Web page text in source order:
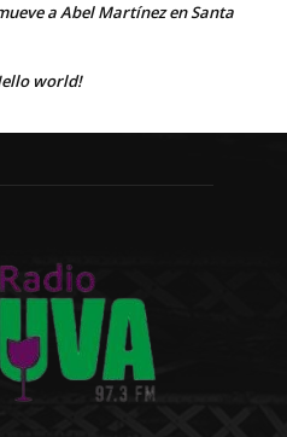
a Abel Martínez en Santa
world!